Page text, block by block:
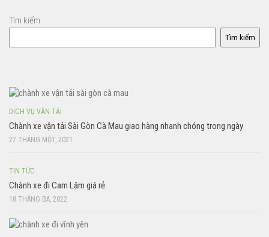
Tìm kiếm
Tìm kiếm
DỊCH VỤ VẬN TẢI
Chành xe vận tải Sài Gòn Cà Mau giao hàng nhanh chóng trong ngày
27 THÁNG MỘT, 2021
TIN TỨC
Chành xe đi Cam Lâm giá rẻ
18 THÁNG BA, 2022